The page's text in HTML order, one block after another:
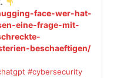
face-wer-hat-
eine-frage-mit-
beschaeftigen/
#cybersecurity